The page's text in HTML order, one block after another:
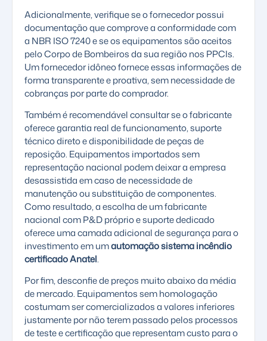
Adicionalmente, verifique se o fornecedor possui
documentação que comprove a conformidade com
a NBR ISO 7240 e se os equipamentos são aceitos
pelo Corpo de Bombeiros da sua região nos PPCIs.
Um fornecedor idôneo fornece essas informações de
forma transparente e proativa, sem necessidade de
cobranças por parte do comprador.
Também é recomendável consultar se o fabricante
oferece garantia real de funcionamento, suporte
técnico direto e disponibilidade de peças de
reposição. Equipamentos importados sem
representação nacional podem deixar a empresa
desassistida em caso de necessidade de
manutenção ou substituição de componentes.
Como resultado, a escolha de um fabricante
nacional com P&D próprio e suporte dedicado
oferece uma camada adicional de segurança para o
investimento em umautomação sistema incêndio
certificado Anatel.
Por fim, desconfie de preços muito abaixo da média
de mercado. Equipamentos sem homologação
costumam ser comercializados a valores inferiores
justamente por não terem passado pelos processos
de teste e certificação que representam custo para o